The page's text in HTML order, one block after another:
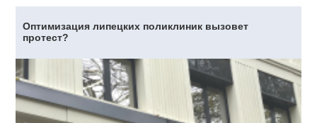
Оптимизация липецких поликлиник вызовет
протест?